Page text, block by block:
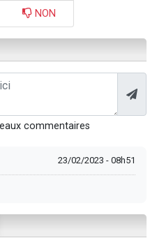
NON
commentaires
23/02/2023 - 08h51